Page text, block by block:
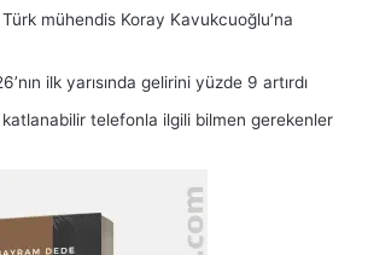
mühendis Koray Kavukcuoğlu’na
ilk yarısında gelirini yüzde 9 artırdı
katlanabilir telefonla ilgili bilmen gerekenler